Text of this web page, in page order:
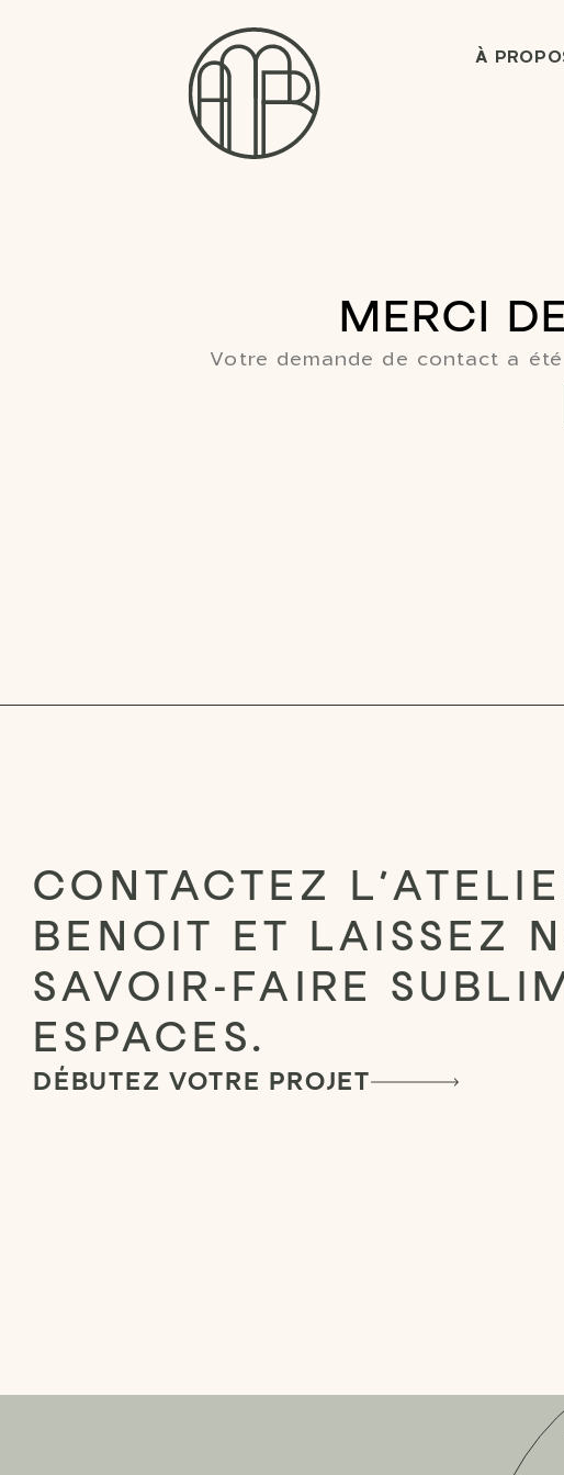
À
MERCI
Votre demande de contact a
CONTACTEZ
BENOIT ET LAISSEZ
SAVOIR-FAIRE
ESPACES.
DÉBUTEZ VOTRE PROJET